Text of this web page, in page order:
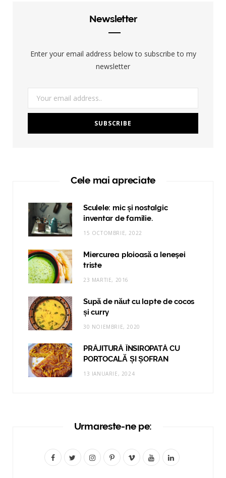
Newsletter
Enter your email address below to subscribe to my
newsletter
Cele mai apreciate
Sculele: mic și nostalgic
inventar de familie.
15 OCTOMBRIE, 2022
Miercurea ploioasă a leneşei
triste
23 MARTIE, 2016
Supă de năut cu lapte de cocos
și curry
30 NOIEMBRIE, 2020
PRĂJITURĂ ÎNSIROPATĂ CU
PORTOCALĂ ȘI ȘOFRAN
13 IANUARIE, 2024
Urmareste-ne pe:
F
I
P
V
Y
L